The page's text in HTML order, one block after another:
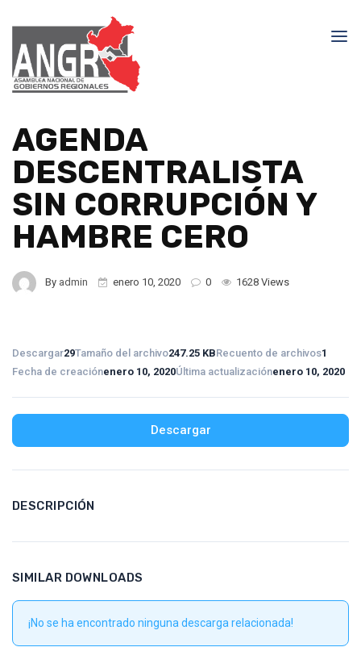
AGENDA
DESCENTRALISTA
SIN CORRUPCIÓN Y
HAMBRE CERO
By admin enero 10, 2020 0 1628 Views
Descargar29Tamaño del archivo247.25 KBRecuento de archivos1
Fecha de creaciónenero 10, 2020Última actualizaciónenero 10, 2020
Descargar
DESCRIPCIÓN
SIMILAR DOWNLOADS
¡No se ha encontrado ninguna descarga relacionada!